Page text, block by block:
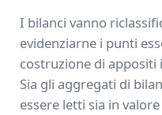
I bilanci vanno
evidenziarne i punti
costruzione di appositi
Sia gli aggregati di
essere letti sia in